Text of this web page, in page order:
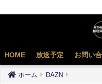
HOME 放送予定 お問い
ホーム DAZN